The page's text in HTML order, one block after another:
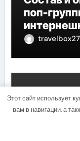
поп-
успеха,
Этот сайт использует
вам в навигации, а